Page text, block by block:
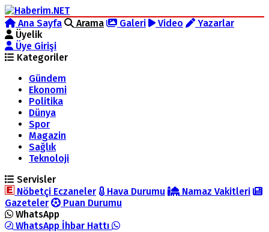
Ana Sayfa Arama Galeri Video
Yazarlar
Üyelik
Üye Girişi
Kategoriler
Gündem
Ekonomi
Politika
Dünya
Spor
Magazin
Sağlık
Teknoloji
Servisler
Nöbetçi Eczaneler
Hava Durumu
Namaz Vakitleri
Gazeteler
Puan Durumu
WhatsApp
WhatsApp İhbar Hattı